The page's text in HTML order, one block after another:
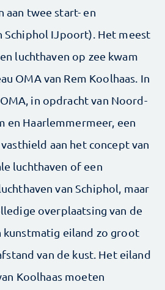
aan twee start- en
Schiphol IJpoort). Het meest
luchthaven op zee kwam
OMA van Rem Koolhaas. In
in opdracht van Noord-
en Haarlemmermeer, een
aan het concept van
luchthaven of een
van Schiphol, maar
overplaatsing van de
kunstmatig eiland zo groot
van de kust. Het eiland
Koolhaas moeten